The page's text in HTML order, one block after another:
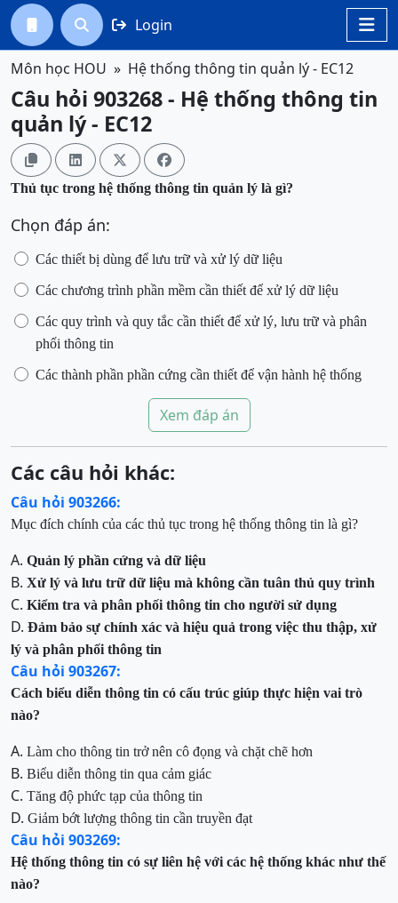

  Login
Môn học HOU Hệ thống thông tin quản lý - EC12
Câu hỏi 903268 - Hệ thống thông tin
quản lý - EC12
   
Thủ tục trong hệ thống thông tin quản lý là gì?
Chọn đáp án:
Các thiết bị dùng để lưu trữ và xử lý dữ liệu
Các chương trình phần mềm cần thiết để xử lý dữ liệu
Các quy trình và quy tắc cần thiết để xử lý, lưu trữ và phân
phối thông tin
Các thành phần phần cứng cần thiết để vận hành hệ thống
Xem đáp án
Các câu hỏi khác:
Câu hỏi 903266:
Mục đích chính của các thủ tục trong hệ thống thông tin là gì?
A. Quản lý phần cứng và dữ liệu
B. Xử lý và lưu trữ dữ liệu mà không cần tuân thủ quy trình
C. Kiểm tra và phân phối thông tin cho người sử dụng
D. Đảm bảo sự chính xác và hiệu quả trong việc thu thập, xử
lý và phân phối thông tin
Câu hỏi 903267:
Cách biểu diễn thông tin có cấu trúc giúp thực hiện vai trò
nào?
A. Làm cho thông tin trở nên cô đọng và chặt chẽ hơn
B. Biểu diễn thông tin qua cảm giác
C. Tăng độ phức tạp của thông tin
D. Giảm bớt lượng thông tin cần truyền đạt
Câu hỏi 903269:
Hệ thống thông tin có sự liên hệ với các hệ thống khác như thế
nào?